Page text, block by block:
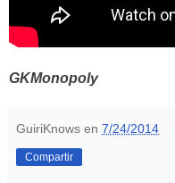
GKMonopoly
GuiriKnows en 7/24/2014
Compartir